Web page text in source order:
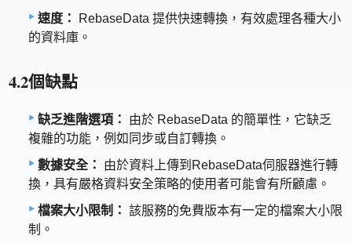
速度：
RebaseData 提供快速轉換，有效處理各種大小
的資料庫。
4.2個缺點
缺乏進階選項：
由於 RebaseData 的簡單性，它缺乏
複雜的功能，例如同步或自訂轉換。
數據安全：
由於資料上傳到RebaseData伺服器進行轉
換，具有嚴格資料安全策略的使用者可能會有所顧慮。
檔案大小限制： 該服務的免費版本有一定的檔案大小限
制。